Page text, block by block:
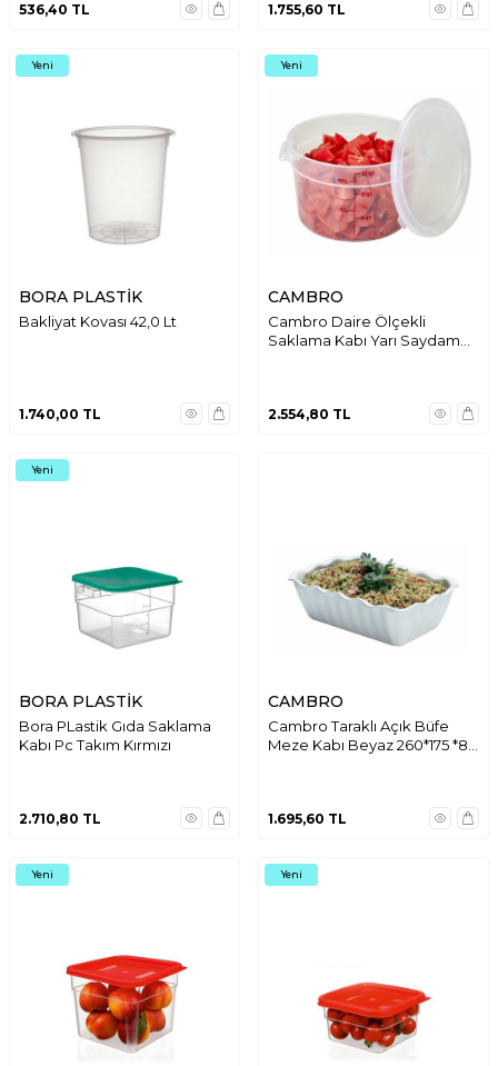
536,40 TL 1.755,60 TL
Yeni
BORA PLASTİK
Bakliyat Kovası 42,0 Lt
1.740,00 TL
Yeni
CAMBRO
Cambro Daire Ölçekli
Saklama Kabı Yarı Saydam
2.554,80 TL
Yeni
BORA PLASTİK
Bora PLastik Gıda Saklama
Kabı Pc Takım Kırmızı
2.710,80 TL
CAMBRO
Cambro Taraklı Açık Büfe
Meze Kabı Beyaz 260*175 *80
1.695,60 TL
Yeni Yeni